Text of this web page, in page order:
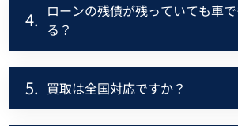
4. ローンの残債が残っていても車
る？
5. 買取は全国対応ですか？